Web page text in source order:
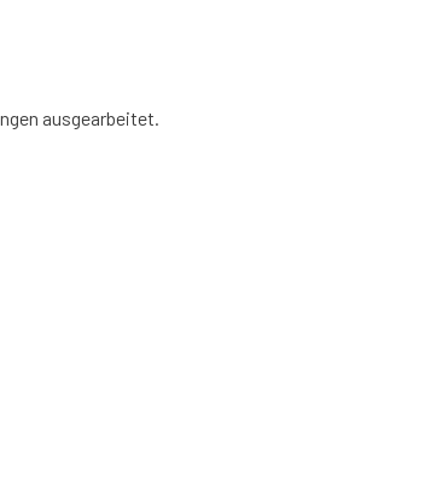
ausgearbeitet.